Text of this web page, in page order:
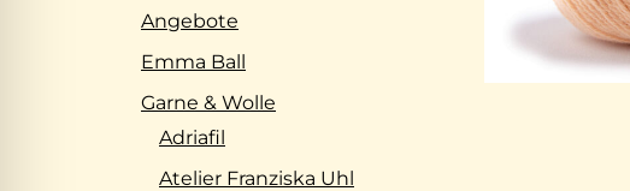
Angebote
Emma Ball
Garne & Wolle
Adriafil
Atelier Franziska Uhl